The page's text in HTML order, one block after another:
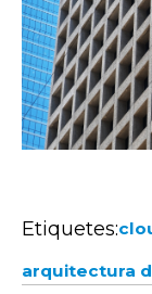
Etiquetes:
arquitectura